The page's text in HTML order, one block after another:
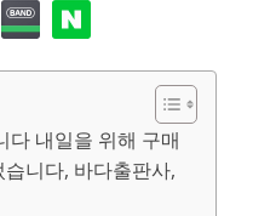
다 내일을 위해 구매
니다, 바다출판사,